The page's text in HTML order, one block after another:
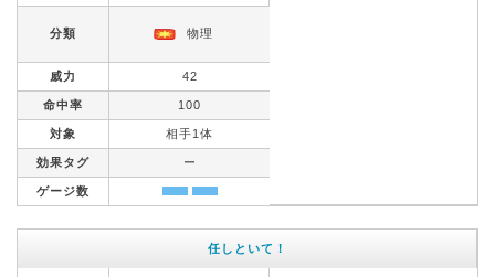
分類 物理
威力 42
命中率 100
対象 相手1体
効果タグ ー
ゲージ数
任しといて！